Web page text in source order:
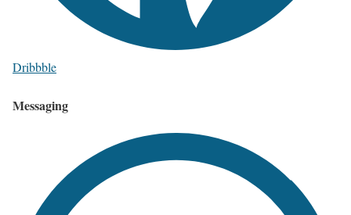
Dribbble
Messaging